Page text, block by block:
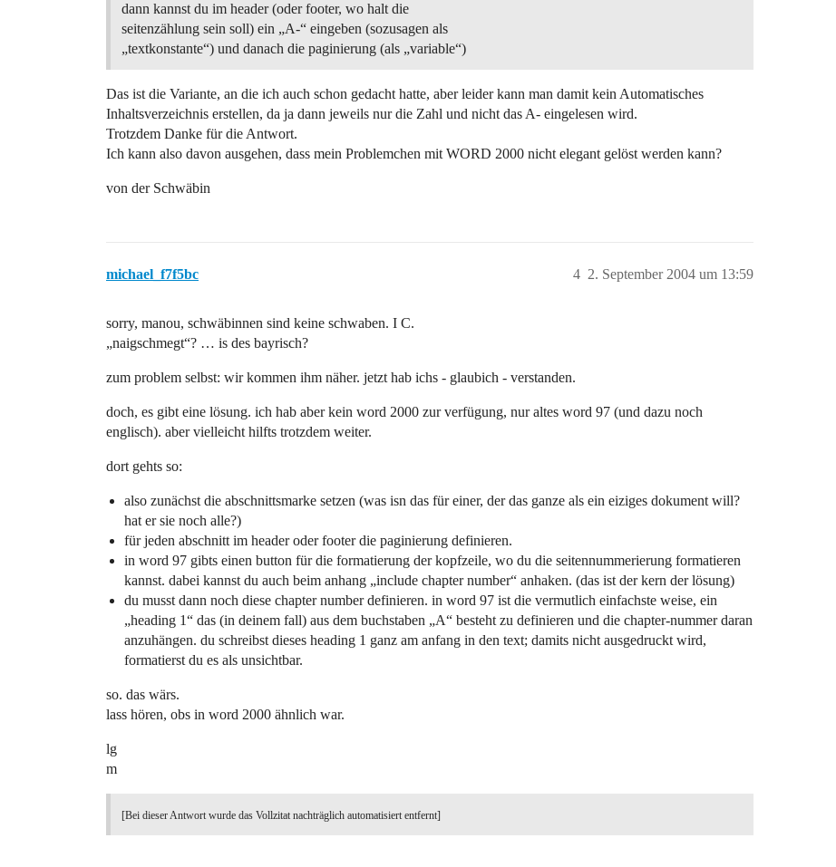
dann kannst du im header (oder footer, wo halt die
seitenzählung sein soll) ein „A-“ eingeben (sozusagen als
„textkonstante“) und danach die paginierung (als „variable“)
Das ist die Variante, an die ich auch schon gedacht hatte, aber leider kann man damit kein Automatisches
Inhaltsverzeichnis erstellen, da ja dann jeweils nur die Zahl und nicht das A- eingelesen wird.
Trotzdem Danke für die Antwort.
Ich kann also davon ausgehen, dass mein Problemchen mit WORD 2000 nicht elegant gelöst werden kann?
von der Schwäbin
michael_f7f5bc 2. September 2004 um 13:59
4
sorry, manou, schwäbinnen sind keine schwaben. I C.
„naigschmegt“? … is des bayrisch?
zum problem selbst: wir kommen ihm näher. jetzt hab ichs - glaubich - verstanden.
doch, es gibt eine lösung. ich hab aber kein word 2000 zur verfügung, nur altes word 97 (und dazu noch
englisch). aber vielleicht hilfts trotzdem weiter.
dort gehts so:
also zunächst die abschnittsmarke setzen (was isn das für einer, der das ganze als ein eiziges dokument will?
hat er sie noch alle?)
für jeden abschnitt im header oder footer die paginierung definieren.
in word 97 gibts einen button für die formatierung der kopfzeile, wo du die seitennummerierung formatieren
kannst. dabei kannst du auch beim anhang „include chapter number“ anhaken. (das ist der kern der lösung)
du musst dann noch diese chapter number definieren. in word 97 ist die vermutlich einfachste weise, ein
„heading 1“ das (in deinem fall) aus dem buchstaben „A“ besteht zu definieren und die chapter-nummer daran
anzuhängen. du schreibst dieses heading 1 ganz am anfang in den text; damits nicht ausgedruckt wird,
formatierst du es als unsichtbar.
so. das wärs.
lass hören, obs in word 2000 ähnlich war.
lg
m
[Bei dieser Antwort wurde das Vollzitat nachträglich automatisiert entfernt]